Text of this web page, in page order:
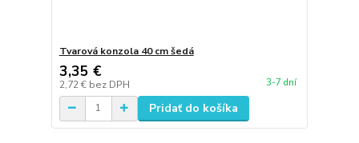
Tvarová konzola 40 cm šedá
3,35 €
2,72 € bez DPH 3-7 dní
Pridať do košíka